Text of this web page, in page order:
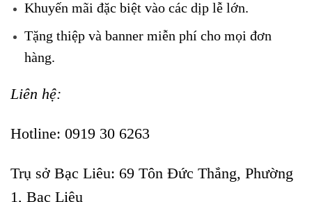
Khuyến mãi đặc biệt vào các dịp lễ lớn.
Tặng thiệp và banner miễn phí cho mọi đơn
hàng.
Liên hệ:
Hotline: 0919 30 6263
Trụ sở Bạc Liêu: 69 Tôn Đức Thắng, Phường
1, Bạc Liêu